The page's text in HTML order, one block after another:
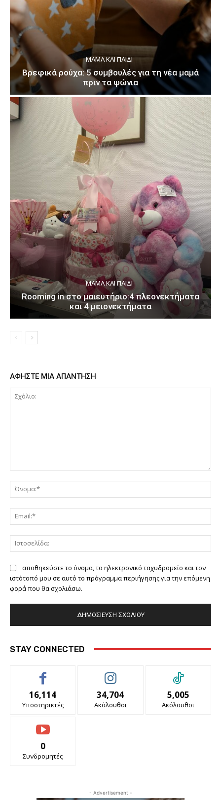
ΜΑΜΆ ΚΑΙ ΠΑΙΔΊ
Βρεφικά ρούχα: 5 συμβουλές για τη νέα μαμά
πριν τα ψώνια
ΜΑΜΆ ΚΑΙ ΠΑΙΔΊ
Rooming in στο μαιευτήριο:4 πλεονεκτήματα
και 4 μειονεκτήματα
ΑΦΗΣΤΕ ΜΙΑ ΑΠΑΝΤΗΣΗ
αποθηκεύστε το όνομα, το ηλεκτρονικό ταχυδρομείο και τον
ιστότοπό μου σε αυτό το πρόγραμμα περιήγησης για την επόμενη
φορά που θα σχολιάσω.
STAY CONNECTED
16,114
Υποστηρικτές
34,704
Ακόλουθοι
5,005
Ακόλουθοι
0
Συνδρομητές
- Advertisement -